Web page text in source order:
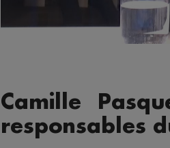
Camille
responsables